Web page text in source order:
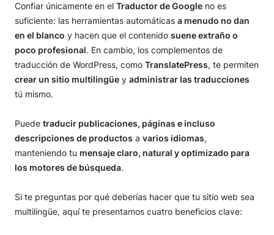
Confiar únicamente en el Traductor de Google no es
suficiente: las herramientas automáticas a menudo no dan
en el blanco y hacen que el contenido suene extraño o
poco profesional. En cambio, los complementos de
traducción de WordPress, como TranslatePress, te permiten
crear un sitio multilingüe y administrar las traducciones
tú mismo.
Puede traducir publicaciones, páginas e incluso
descripciones de productos a varios idiomas,
manteniendo tu mensaje claro, natural y optimizado para
los motores de búsqueda.
Si te preguntas por qué deberías hacer que tu sitio web sea
multilingüe, aquí te presentamos cuatro beneficios clave: